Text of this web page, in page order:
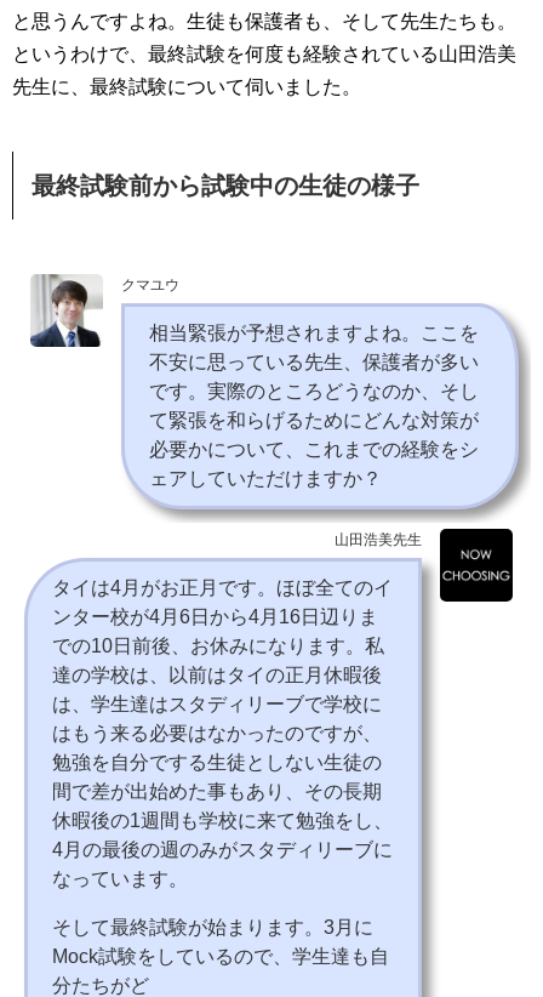
と思うんですよね。生徒も保護者も、そして先生たちも。
というわけで、最終試験を何度も経験されている山田浩美
先生に、最終試験について伺いました。
最終試験前から試験中の生徒の様子
クマユウ
相当緊張が予想されますよね。ここを
不安に思っている先生、保護者が多い
です。実際のところどうなのか、そし
て緊張を和らげるためにどんな対策が
必要かについて、これまでの経験をシ
ェアしていただけますか？
山田浩美先生
タイは4月がお正月です。ほぼ全てのイ
ンター校が4月6日から4月16日辺りま
での10日前後、お休みになります。私
達の学校は、以前はタイの正月休暇後
は、学生達はスタディリーブで学校に
はもう来る必要はなかったのですが、
勉強を自分でする生徒としない生徒の
間で差が出始めた事もあり、その長期
休暇後の1週間も学校に来て勉強をし、
4月の最後の週のみがスタディリーブに
なっています。
そして最終試験が始まります。3月に
Mock試験をしているので、学生達も自
分たちがど